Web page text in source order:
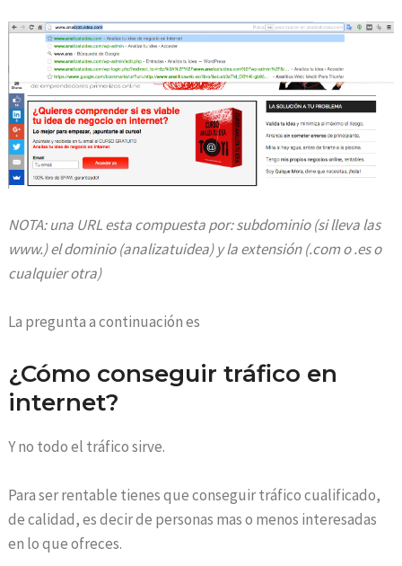
NOTA: una URL esta compuesta por: subdominio (si lleva las
www.) el dominio (analizatuidea) y la extensión (.com o .es o
cualquier otra)
La pregunta a continuación es
¿Cómo conseguir tráfico en
internet?
Y no todo el tráfico sirve.
Para ser rentable tienes que conseguir tráfico cualificado,
de calidad, es decir de personas mas o menos interesadas
en lo que ofreces.